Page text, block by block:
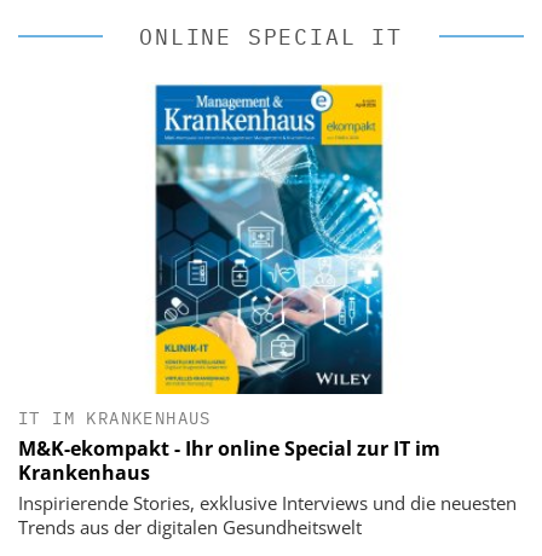
ONLINE SPECIAL IT
IT IM KRANKENHAUS
M&K-ekompakt - Ihr online Special zur IT im
Krankenhaus
Inspirierende Stories, exklusive Interviews und die neuesten
Trends aus der digitalen Gesundheitswelt